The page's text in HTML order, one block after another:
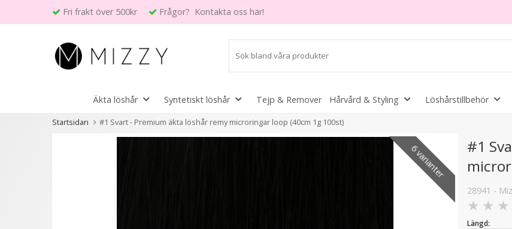
Fri frakt över 500kr Frågor? Kontakta oss här!
Äkta löshår Syntetiskt löshår Tejp & Remover Hårvård & Styling Löshårstillbehör
Startsidan #1 Svart - Premium äkta löshår remy microringar loop (40cm 1g 100st)
6 varianter
6 varianter
#1
28941 -
★ ★ ★
Längd: